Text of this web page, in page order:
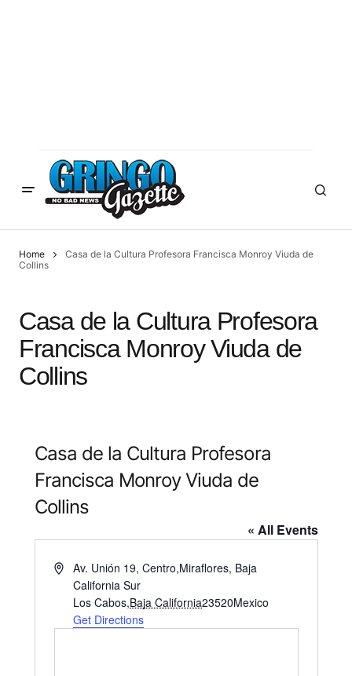
Home
Casa de la Cultura Profesora Francisca Monroy Viuda de
Collins
Casa de la Cultura Profesora
Francisca Monroy Viuda de
Collins
Casa de la Cultura Profesora
Francisca Monroy Viuda de
Collins
« All Events
AddressAv. Unión 19, Centro,Miraflores, Baja
California Sur
Los Cabos,Baja California23520Mexico
Get Directions